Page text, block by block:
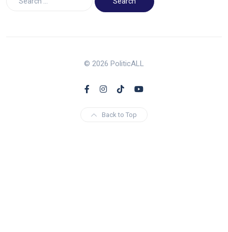
© 2026 PoliticALL
Back to Top